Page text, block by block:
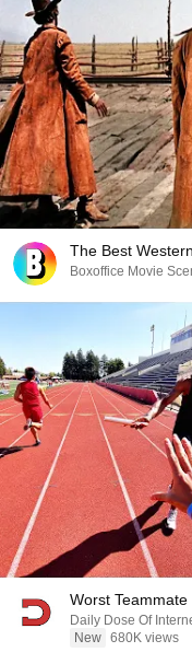
The Best
Boxoffice Movie
Worst Teammate
Daily Dose Of
New 680K views